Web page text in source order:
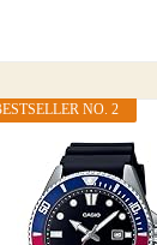
NO. 2